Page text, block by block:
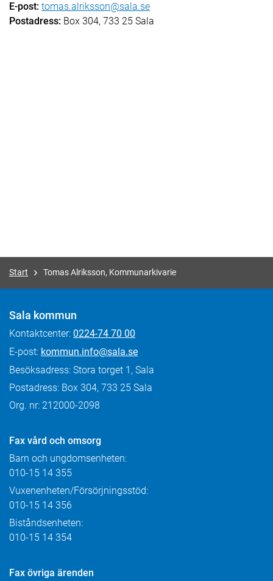
E-post: tomas.alriksson@sala.se
Postadress: Box 304, 733 25 Sala
Start Tomas Alriksson, Kommunarkivarie
Sala kommun
Kontaktcenter: 0224-74 70 00
E-post: kommun.info@sala.se
Besöksadress: Stora torget 1, Sala
Postadress: Box 304, 733 25 Sala
Org. nr: 212000-2098
Fax vård och omsorg
Barn och ungdomsenheten:
010-15 14 355
Vuxenenheten/Försörjningsstöd:
010-15 14 356
Biståndsenheten:
010-15 14 354
Fax övriga ärenden